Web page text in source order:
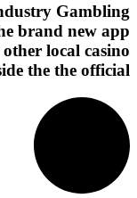
Gambling
brand new app
local casino
the the official